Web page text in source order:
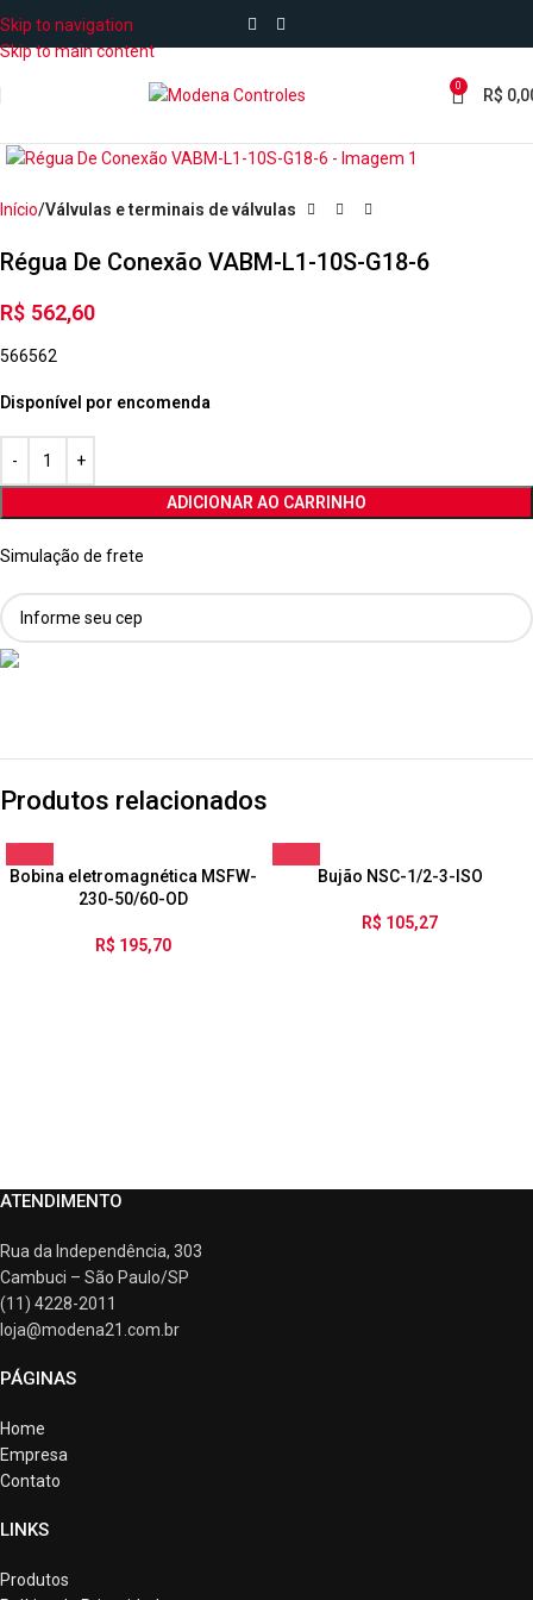
Skip to navigation
Skip to main content
0 R$
Início Válvulas e terminais de válvulas
Régua De Conexão VABM-L1-10S-G18-6
R$ 562,60
566562
Disponível por encomenda
ADICIONAR AO CARRINHO
Simulação de frete
Produtos relacionados
Bobina eletromagnética MSFW-
230-50/60-OD
R$ 195,70
Bujão NSC-1/2-3-ISO
R$ 105,27
ATENDIMENTO
Rua da Independência, 303
Cambuci – São Paulo/SP
(11) 4228-2011
loja@modena21.com.br
PÁGINAS
Home
Empresa
Contato
LINKS
Produtos